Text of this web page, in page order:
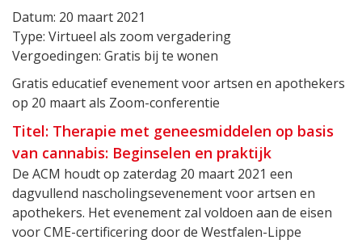
Datum: 20 maart 2021
Type: Virtueel als zoom vergadering
Vergoedingen: Gratis bij te wonen
Gratis educatief evenement voor artsen en apothekers
op 20 maart als Zoom-conferentie
Titel: Therapie met geneesmiddelen op basis
van cannabis: Beginselen en praktijk
De ACM houdt op zaterdag 20 maart 2021 een
dagvullend nascholingsevenement voor artsen en
apothekers. Het evenement zal voldoen aan de eisen
voor CME-certificering door de Westfalen-Lippe